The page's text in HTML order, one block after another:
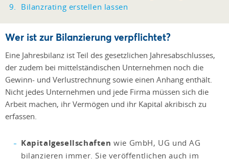
Bilanzrating erstellen lassen
Wer ist zur Bilanzierung verpflichtet?
Eine Jahresbilanz ist Teil des gesetzlichen Jahresabschlusses,
der zudem bei mittelständischen Unternehmen noch die
Gewinn- und Verlustrechnung sowie einen Anhang enthält.
Nicht jedes Unternehmen und jede Firma müssen sich die
Arbeit machen, ihr Vermögen und ihr Kapital akribisch zu
erfassen.
Kapitalgesellschaften wie GmbH, UG und AG
bilanzieren immer. Sie veröffentlichen auch im